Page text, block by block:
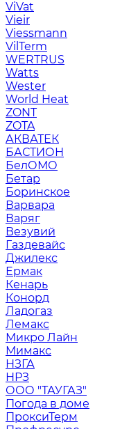
ViVat
Vieir
Viessmann
VilTerm
WERTRUS
Watts
Wester
World Heat
ZONT
ZOTA
АКВАТЕК
БАСТИОН
БелОМО
Бетар
Боринское
Варвара
Варяг
Везувий
Газдевайс
Джилекс
Ермак
Кенарь
Конорд
Ладогаз
Лемакс
Микро Лайн
Мимакс
НЗГА
НРЗ
ООО "ТАУГАЗ"
Погода в доме
ПроксиТерм